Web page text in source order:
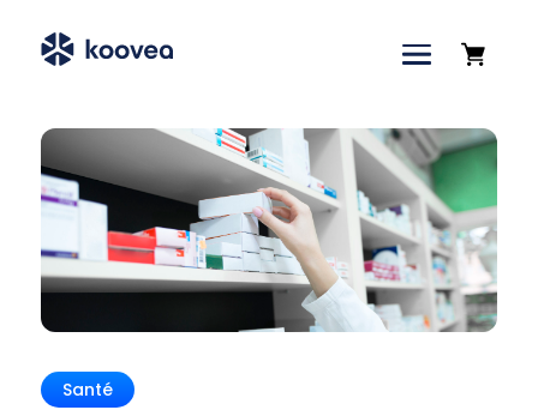
Accueil»Blog»Sérialisation des médicaments :
Santé